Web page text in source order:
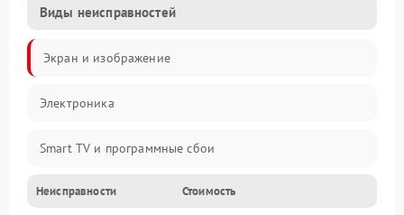
Виды неисправностей
Экран и изображение
Электроника
Smart TV и программные сбои
Питание и запуск
Неисправности Стоимость